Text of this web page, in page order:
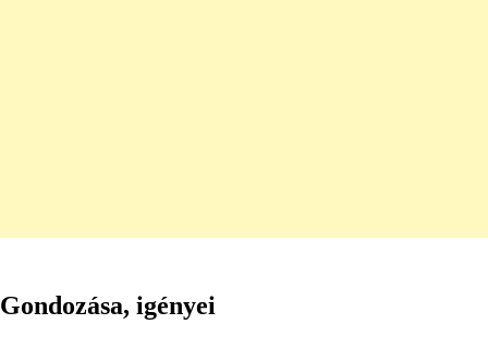
Gondozása, igényei